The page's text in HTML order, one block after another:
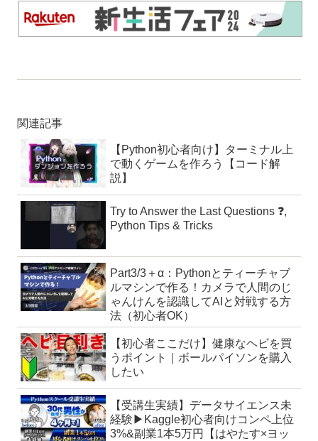
関連記事
【Python初心者向け】ターミナル上
で動くゲームを作ろう【コード解
説】
Try to Answer the Last Questions ❓,
Python Tips & Tricks
Part3/3＋α：Pythonとティーチャブ
ルマシンで作る！カメラで人間のじ
ゃんけんを認識してAIと対戦する方
法（初心者OK）
【初心者ここだけ】健康なヘビを買
うポイント｜ボールパイソンを購入
したい
【受講生実績】データサイエンス未
経験▶︎Kaggle初心者向けコンペ上位
3%&副業1本5万円【はやたす×ヨッ